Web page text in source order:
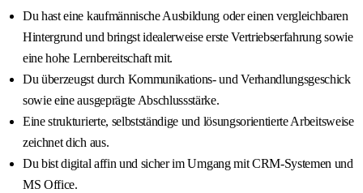
Du hast eine kaufmännische Ausbildung oder einen vergleichbaren
Hintergrund und bringst idealerweise erste Vertriebserfahrung sowie
eine hohe Lernbereitschaft mit.
Du überzeugst durch Kommunikations- und Verhandlungsgeschick
sowie eine ausgeprägte Abschlussstärke.
Eine strukturierte, selbstständige und lösungsorientierte Arbeitsweise
zeichnet dich aus.
Du bist digital affin und sicher im Umgang mit CRM-Systemen und
MS Office.